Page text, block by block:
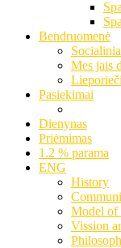
Bendruomenė
Mes jais
Pasiekimai
Dienynas
Priėmimas
1.2 % parama
ENG
History
Model of
Vission